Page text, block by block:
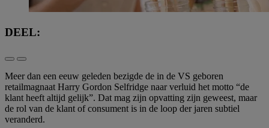
DEEL:
Meer dan een eeuw geleden bezigde de in de VS geboren
retailmagnaat Harry Gordon Selfridge naar verluid het motto “de
klant heeft altijd gelijk”. Dat mag zijn opvatting zijn geweest, maar
de rol van de klant of consument is in de loop der jaren subtiel
veranderd.